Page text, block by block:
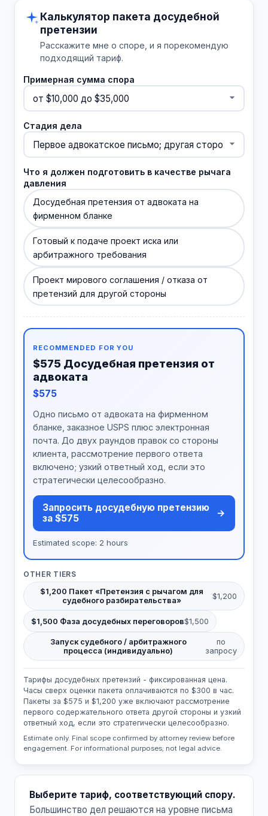
Калькулятор пакета досудебной
претензии
Расскажите мне о споре, и я порекомендую
подходящий тариф.
Примерная сумма спора
Стадия дела
Что я должен подготовить в качестве рычага
давления
Досудебная претензия от адвоката на
фирменном бланке
Готовый к подаче проект иска или
арбитражного требования
Проект мирового соглашения / отказа от
претензий для другой стороны
RECOMMENDED FOR YOU
$575 Досудебная претензия от
адвоката
$575
Одно письмо от адвоката на фирменном
бланке, заказное USPS плюс электронная
почта. До двух раундов правок со стороны
клиента, рассмотрение первого ответа
включено; узкий ответный ход, если это
стратегически целесообразно.
Запросить досудебную претензию
за $575
→
Estimated scope: 2 hours
OTHER TIERS
$1,200 Пакет «Претензия с рычагом для
судебного разбирательства»
$1,200
$1,500 Фаза досудебных переговоров$1,500
Запуск судебного / арбитражного
процесса (индивидуально)
по
запросу
Тарифы досудебных претензий - фиксированная цена.
Часы сверх оценки пакета оплачиваются по $300 в час.
Пакеты за $575 и $1,200 уже включают рассмотрение
первого содержательного ответа другой стороны и узкий
ответный ход, если это стратегически целесообразно.
Estimate only. Final scope confirmed by attorney review before
engagement. For informational purposes; not legal advice.
Выберите тариф, соответствующий спору.
Большинство дел решаются на уровне письма